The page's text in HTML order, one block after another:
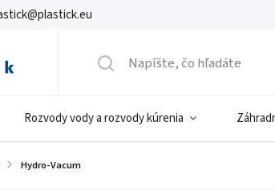
Rozvody vody a rozvody kúrenia
/ Hydro-Vacum